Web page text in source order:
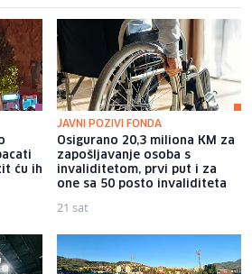
ću ih
JAVNI POZIVI FONDA
Osigurano 20,3 miliona KM za
zapošljavanje osoba s
invaliditetom, prvi put i za
one sa 50 posto invaliditeta
21 sat